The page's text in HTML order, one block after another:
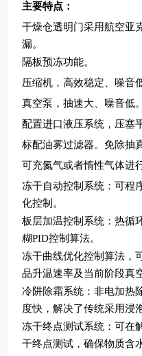
主要特点：
干燥仓透明门采用航空亚
漏。
隔板预冻功能。
压缩机，高效稳定、噪音
真空泵，抽速大
配置进口液压系统，压塞
标配油雾过滤器。免除抽
可充氮气或者惰性气体进
冻干自动控制系统：可程
化控制。
板层加温控制系统：热循
糊PID控制算法。
冻干曲线优化控制算法，
品升温速率及当前阶段真
冷阱除霜系统：非电加热
度快，解决了传统采用浸
冻干终点测试系统：可在
干终点测试，确保物质含